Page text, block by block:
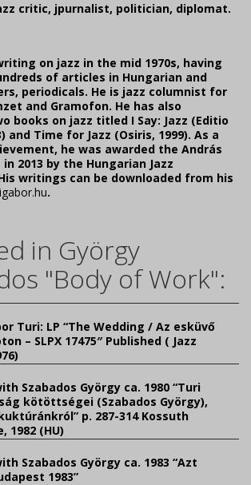
critic, jpurnalist, politician, diplomat.
on jazz in the mid 1970s, having
of articles in Hungarian and
periodicals. He is jazz columnist for
and Gramofon. He has also
books on jazz titled I Say: Jazz (Editio
and Time for Jazz (Osiris, 1999). As a
he was awarded the András
in 2013 by the Hungarian Jazz
writings can be downloaded from his
.
in György
"Body of Work":
Turi: LP “The Wedding / Az esküvő
– SLPX 17475″ Published ( Jazz
Szabados György ca. 1980 “Turi
kötöttségei (Szabados György),
p. 287-314 Kossuth
1982 (HU)
Szabados György ca. 1983 “Azt
1983”